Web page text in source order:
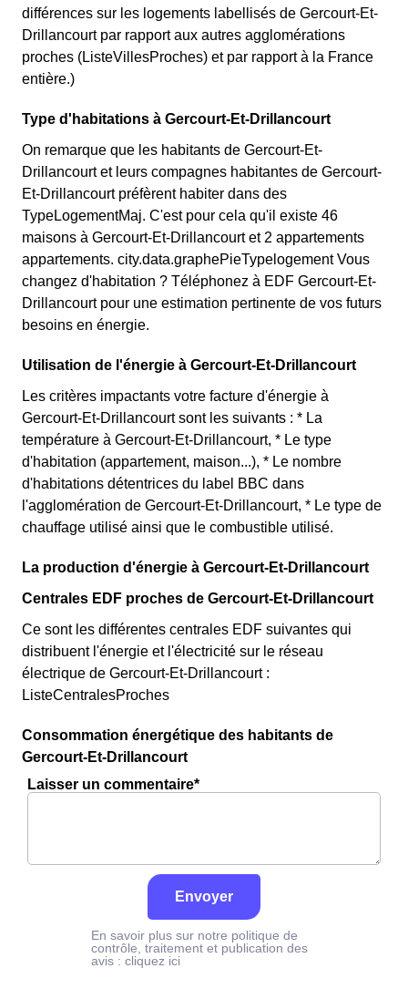
différences sur les logements labellisés de Gercourt-Et-
Drillancourt par rapport aux autres agglomérations
proches (ListeVillesProches) et par rapport à la France
entière.)
Type d'habitations à Gercourt-Et-Drillancourt
On remarque que les habitants de Gercourt-Et-
Drillancourt et leurs compagnes habitantes de Gercourt-
Et-Drillancourt préfèrent habiter dans des
TypeLogementMaj. C'est pour cela qu'il existe 46
maisons à Gercourt-Et-Drillancourt et 2 appartements
appartements. city.data.graphePieTypelogement Vous
changez d'habitation ? Téléphonez à EDF Gercourt-Et-
Drillancourt pour une estimation pertinente de vos futurs
besoins en énergie.
Utilisation de l'énergie à Gercourt-Et-Drillancourt
Les critères impactants votre facture d'énergie à
Gercourt-Et-Drillancourt sont les suivants : * La
température à Gercourt-Et-Drillancourt, * Le type
d'habitation (appartement, maison...), * Le nombre
d'habitations détentrices du label BBC dans
l'agglomération de Gercourt-Et-Drillancourt, * Le type de
chauffage utilisé ainsi que le combustible utilisé.
La production d'énergie à Gercourt-Et-Drillancourt
Centrales EDF proches de Gercourt-Et-Drillancourt
Ce sont les différentes centrales EDF suivantes qui
distribuent l'énergie et l'électricité sur le réseau
électrique de Gercourt-Et-Drillancourt :
ListeCentralesProches
Consommation énergétique des habitants de
Gercourt-Et-Drillancourt
Laisser un commentaire*
Envoyer
En savoir plus sur notre politique de
contrôle, traitement et publication des
avis : cliquez ici